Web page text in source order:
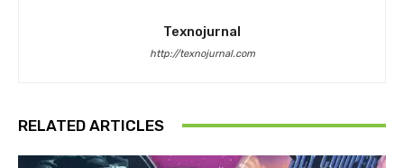
Texnojurnal
http://texnojurnal.com
RELATED ARTICLES